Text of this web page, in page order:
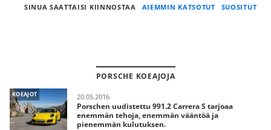
SINUA SAATTAISI KIINNOSTAA AIEMMIN KATSOTUT SUOSITUT
PORSCHE KOEAJOJA
KOEAJOT 20.05.2016
Porschen uudistettu 991.2 Carrera S tarjoaa
enemmän tehoja, enemmän vääntöä ja
pienemmän kulutuksen.